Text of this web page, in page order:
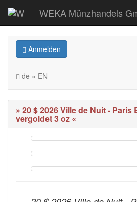
WEKA Münzhandels
Anmelden
de » EN
» 20 $ 2026 Ville de Nuit -
vergoldet 3 oz «